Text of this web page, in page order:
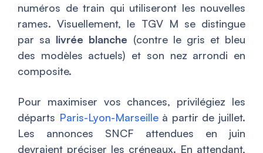
numéros de train qui utiliseront les nouvelles
rames. Visuellement, le TGV M se distingue
par sa livrée blanche (contre le gris et bleu
des modèles actuels) et son nez arrondi en
composite.
Pour maximiser vos chances, privilégiez les
départs Paris-Lyon-Marseilleà partir de juillet.
Les annonces SNCF attendues en juin
devraient préciser les créneaux. En attendant,